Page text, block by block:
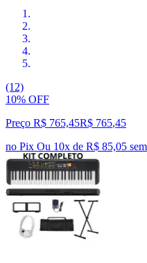
(12)
10% OFF
Preço R$ 765,45R$ 765,45
no Pix Ou 10x de R$ 85,05